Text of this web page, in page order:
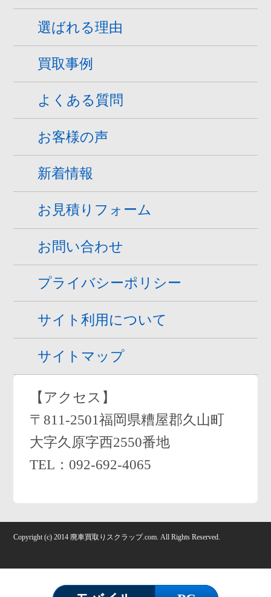
スクラップ買取
廃車買取スクラップ.comの紹介
選ばれる理由
買取事例
よくある質問
お客様の声
新着情報
お見積りフォーム
お問い合わせ
プライバシーポリシー
サイト利用について
〒811-2501福岡県糟屋郡久山町
大字久原字西2550番地
TEL：092-692-4065